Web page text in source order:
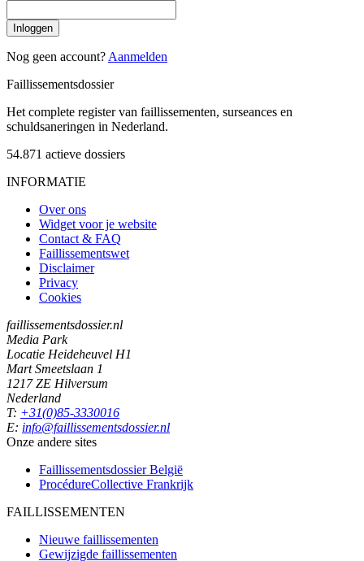
Inloggen
Nog geen account? Aanmelden
Faillissementsdossier
Het complete register van faillissementen, surseances en
schuldsaneringen in Nederland.
54.871 actieve dossiers
INFORMATIE
Over ons
Widget voor je website
Contact & FAQ
Faillissementswet
Disclaimer
Privacy
Cookies
faillissementsdossier.nl
Media Park
Locatie Heideheuvel H1
Mart Smeetslaan 1
1217 ZE Hilversum
Nederland
T: +31(0)85-3330016
E: info@faillissementsdossier.nl
Onze andere sites
Faillissementsdossier België
ProcédureCollective Frankrijk
FAILLISSEMENTEN
Nieuwe faillissementen
Gewijzigde faillissementen